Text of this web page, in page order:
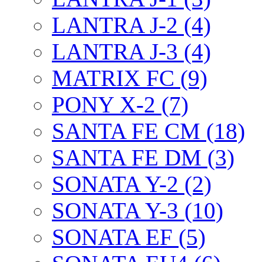
LANTRA J-2 (4)
LANTRA J-3 (4)
MATRIX FC (9)
PONY X-2 (7)
SANTA FE CM (18)
SANTA FE DM (3)
SONATA Y-2 (2)
SONATA Y-3 (10)
SONATA EF (5)